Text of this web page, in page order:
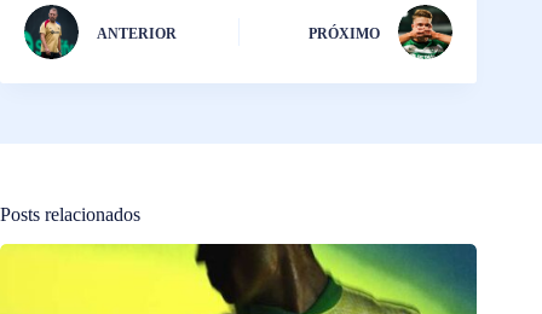
ANTERIOR PRÓXIMO
Posts relacionados